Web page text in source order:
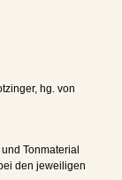
hg. von
Tonmaterial
den jeweiligen